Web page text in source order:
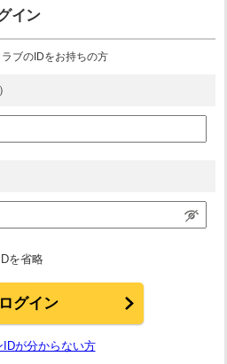
イン
ブのIDをお持ちの方
を省略
IDが分からない方